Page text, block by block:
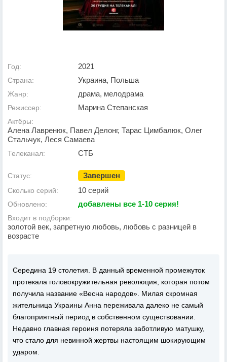
Год: 2021
Страна: Украина, Польша
Жанр: драма, мелодрама
Режиссер: Марина Степанская
Актёры:
Алена Лавренюк, Павел Делонг, Тарас Цимбалюк, Олег
Стальчук, Леся Самаева
Телеканал: СТБ
Статус: Завершен
Сколько серий: 10 серий
Обновлено: добавлены все 1-10 серия!
Входит в подборки:
золотой век, запретную любовь, любовь с разницей в
возрасте
Середина 19 столетия. В данный временной промежуток
протекала головокружительная революция, которая потом
получила название «Весна народов». Милая скромная
жительница Украины Анна переживала далеко не самый
благоприятный период в собственном существовании.
Недавно главная героиня потеряла заботливую матушку,
что стало для невинной жертвы настоящим шокирующим
ударом.